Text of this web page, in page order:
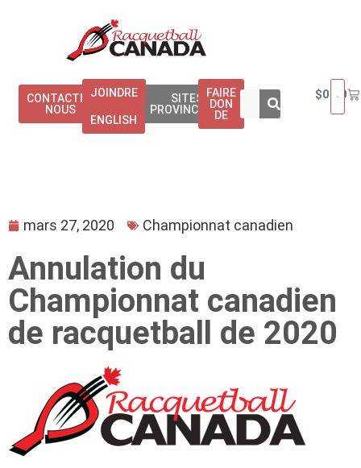
CONTACTEZ
NOUS
JOINDRE
ENGLISH
SITES
PROVINCIAUX
FAIRE
DON
DE
$0.00
mars 27, 2020 Championnat canadien
Annulation du
Championnat canadien
de racquetball de 2020